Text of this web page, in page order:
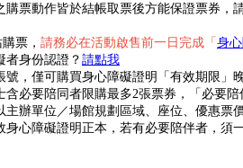
購票動作皆於結帳取票後方能保證票券，
票， 請務必在活動啟售前一日完成「身
者身份認證？ 請點我
號，僅可購買身心障礙證明「有效期限」
含必要陪同者限購最多2張票券，「必要
主辦單位／場館規劃區域、座位、優惠票
身心障礙證明正本，若有必要陪伴者，須